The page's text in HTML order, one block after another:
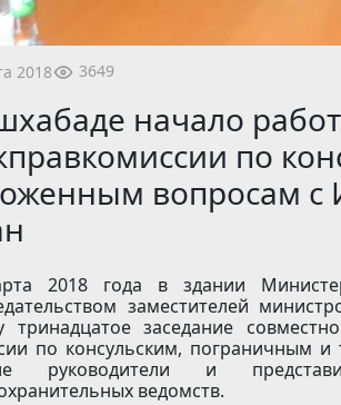
2018 3649
начало
по
вопросам с
2018 года в здании
заместителей
тринадцатое заседание
по консульским, пограничным
руководители и
ведомств.